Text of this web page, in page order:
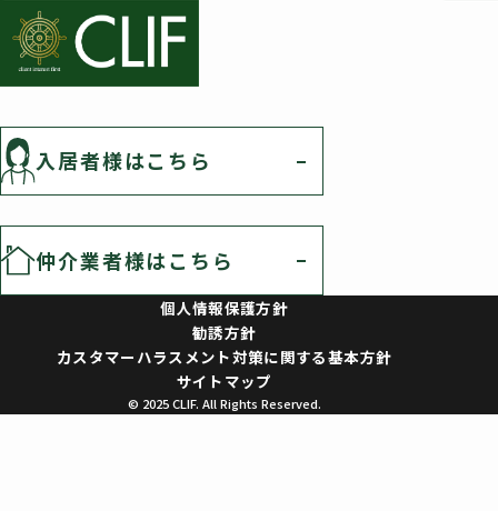
入居者様はこちら
仲介業者様はこちら
個人情報保護方針
勧誘方針
カスタマーハラスメント対策に関する基本方針
サイトマップ
© 2025 CLIF. All Rights Reserved.